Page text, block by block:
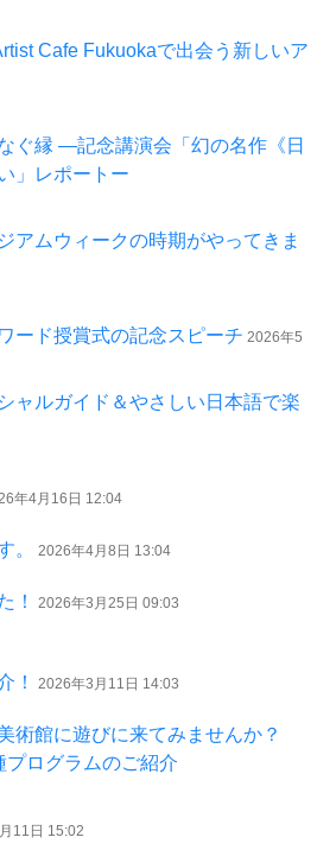
Cafe Fukuokaで出会う新しいア
ぐ縁 ―記念講演会「幻の名作《日
」レポートー
アムウィークの時期がやってきま
ード授賞式の記念スピーチ 2026年5
ャルガイド＆やさしい日本語で楽
年4月16日 12:04
。 2026年4月8日 13:04
！ 2026年3月25日 09:03
！
2026年3月11日 14:03
術館に遊びに来てみませんか？
プログラムのご紹介
11日 15:02